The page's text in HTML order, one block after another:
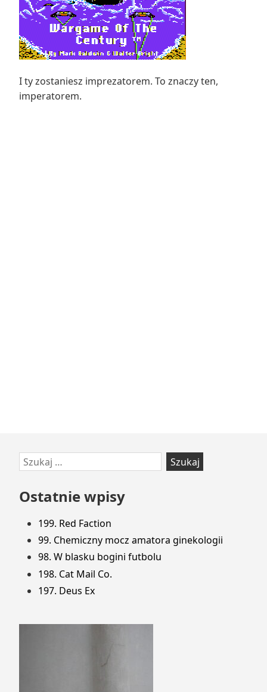
I ty zostaniesz imprezatorem. To znaczy ten,
imperatorem.
Przejdź
do
stopki
Szukaj:
Ostatnie wpisy
199. Red Faction
99. Chemiczny mocz amatora ginekologii
98. W blasku bogini futbolu
198. Cat Mail Co.
197. Deus Ex